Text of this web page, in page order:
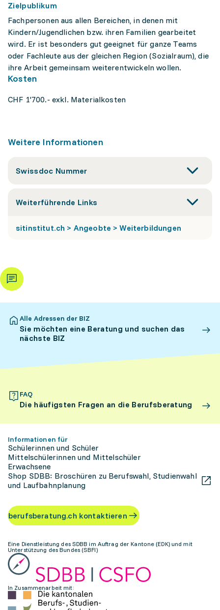
Zielpublikum
Fachpersonen aus allen Bereichen, in denen mit
Kindern/Jugendlichen bzw. ihren Familien gearbeitet
wird. Er ist besonders gut geeignet für ganze Teams
oder Fachleute aus der gleichen Region (Sozialraum), die
ihre Arbeit gemeinsam weiterentwickeln wollen.
Kosten
CHF 1'700.- exkl. Materialkosten
Weitere Informationen
Swissdoc Nummer
Weiterführende Links
sitinstitut.ch > Angeobte > Weiterbildungen
Alle Adressen der BIZ
Sie möchten eine Beratung und suchen das
nächste BIZ
FAQ
Die häufigsten Fragen an die Berufsberatung
Informationen für
Schülerinnen und Schüler
Mittelschülerinnen und Mittelschüler
Erwachsene
Shop SDBB: Broschüren zu Berufswahl, Studienwahl
und Laufbahnplanung
berufsberatung.ch kontaktieren
Eine Dienstleistung des SDBB im Auftrag der Kantone (EDK) und mit
Unterstützung des Bundes (SBFI)
In Zusammenarbeit mit: